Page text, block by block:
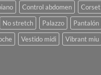
Control abdomen
Corset
No stretch Palazzo
Pantalón
Vestido midi
Vibrant miu